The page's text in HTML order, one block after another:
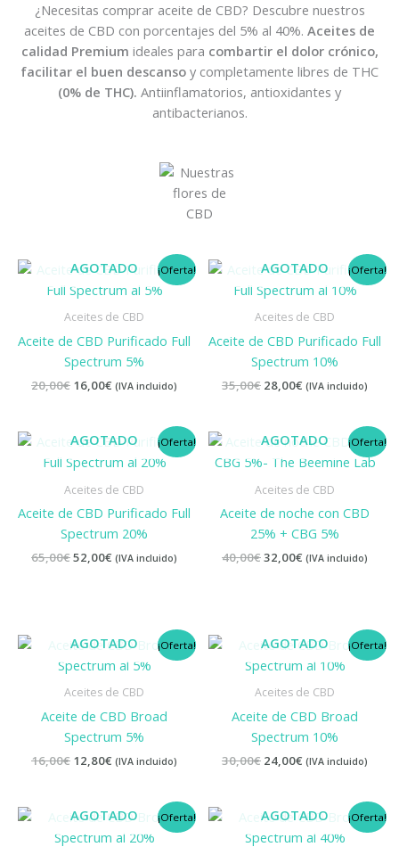
¿Necesitas comprar aceite de CBD? Descubre nuestros
aceites de CBD con porcentajes del 5% al 40%. Aceites de
calidad Premium ideales para combartir el dolor crónico,
facilitar el buen descanso y completamente libres de THC
(0% de THC). Antiinflamatorios, antioxidantes y
antibacterianos.
¡Oferta!
AGOTADO
Aceites de CBD
Aceite de CBD Purificado Full
Spectrum 5%
20,00€
El
original
era:
20,00€.
16,00€
El
actual
es:
16,00€.
(IVA incluido)
¡Oferta!
AGOTADO
Aceites de CBD
Aceite de CBD Purificado Full
Spectrum 10%
35,00€
El
original
era:
35,00€.
28,00€
El
actual
es:
28,00€.
(IVA incluido)
¡Oferta!
AGOTADO
Aceites de CBD
Aceite de CBD Purificado Full
Spectrum 20%
65,00€
El
original
era:
65,00€.
52,00€
El
actual
es:
52,00€.
(IVA incluido)
¡Oferta!
AGOTADO
Aceites de CBD
Aceite de noche con CBD
25% + CBG 5%
40,00€
El
original
era:
40,00€.
32,00€
El
actual
es:
32,00€.
(IVA incluido)
¡Oferta!
AGOTADO
Aceites de CBD
Aceite de CBD Broad
Spectrum 5%
16,00€
El
original
era:
16,00€.
12,80€
El
actual
es:
12,80€.
(IVA incluido)
¡Oferta!
AGOTADO
Aceites de CBD
Aceite de CBD Broad
Spectrum 10%
30,00€
El
original
era:
30,00€.
24,00€
El
actual
es:
24,00€.
(IVA incluido)
¡Oferta!
AGOTADO
El
original
El
actual
¡Oferta!
AGOTADO
El
original
El
actual